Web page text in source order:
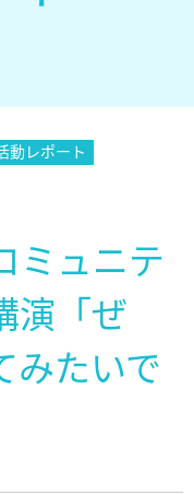
動レポート
ミュニテ
演「ぜ
みたいで